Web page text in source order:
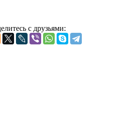
с друзьями: